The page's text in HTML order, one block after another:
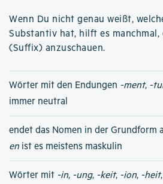
Wenn Du nicht genau weißt,
Substantiv hat, hilft es manchmal,
(Suffix) anzuschauen.
Wörter mit den Endungen -ment, -
immer neutral
endet das Nomen in der Grundform
en ist es meistens maskulin
Wörter mit -in, -ung, -keit, -ion, -heit,